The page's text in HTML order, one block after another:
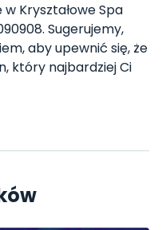
Kryształowe Spa
Sugerujemy,
aby upewnić się, że
który najbardziej Ci